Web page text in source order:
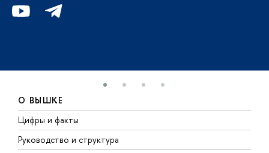
О ВЫШКЕ
Цифры и факты
Руководство и структура